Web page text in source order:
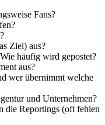
Fans?
Ziel) aus?
häufig wird gepostet?
aus?
wer übernimmt welche
und Unternehmen?
die Reportings (oft fehlen